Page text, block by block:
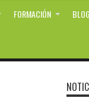
FORMACIÓN BLOG